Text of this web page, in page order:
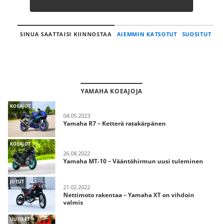
SINUA SAATTAISI KIINNOSTAA AIEMMIN KATSOTUT SUOSITUT
YAMAHA KOEAJOJA
KOEAJOT
04.05.2023
Yamaha R7 – Ketterä ratakärpänen
KOEAJOT
26.08.2022
Yamaha MT-10 – Vääntöhirmun uusi tuleminen
JUTUT
21.02.2022
Nettimoto rakentaa – Yamaha XT on vihdoin
valmis
UUTISET